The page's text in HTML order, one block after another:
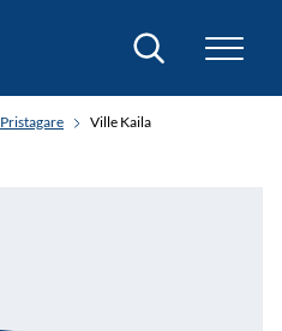
Sök
Pristagare Ville Kaila